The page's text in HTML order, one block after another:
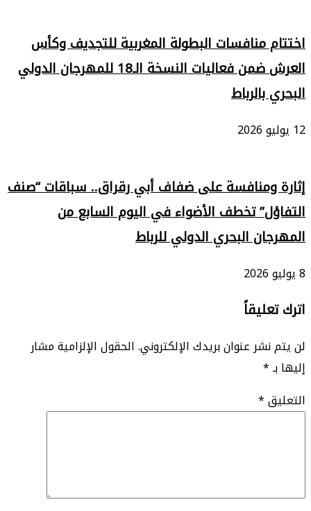
اختتام منافسات البطولة المغربية للتجديف وكأس
العرش ضمن فعاليات النسخة الـ18 للمهرجان الدولي
البحري بالرباط
12 يوليو 2026
إثارة ومنافسة على ضفاف أبي رقراق.. سباقات “صنف
التفاؤل” تخطف الأضواء في اليوم السابع من
المهرجان البحري الدولي للرباط
8 يوليو 2026
اترك تعليقاً
لن يتم نشر عنوان بريدك الإلكتروني.الحقول الإلزامية مشار
إليها بـ*
التعليق*